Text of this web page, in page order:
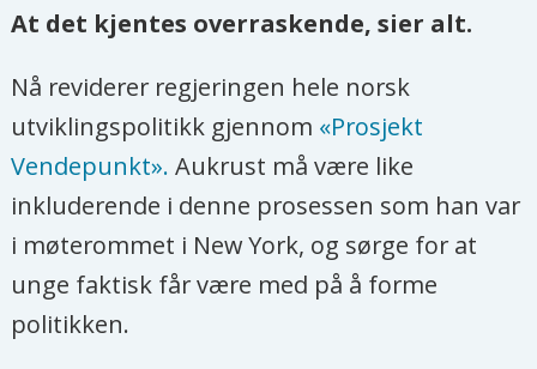
At det kjentes overraskende, sier alt.
Nå reviderer regjeringen hele norsk
utviklingspolitikk gjennom «Prosjekt
Vendepunkt».Aukrust må være like
inkluderende i denne prosessen som han var
i møterommet i New York, og sørge for at
unge faktisk får være med på å forme
politikken.